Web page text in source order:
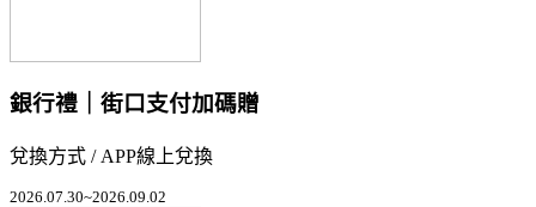
銀行禮｜街口支付加碼贈
兌換方式 / APP線上兌換
2026.07.30~2026.09.02